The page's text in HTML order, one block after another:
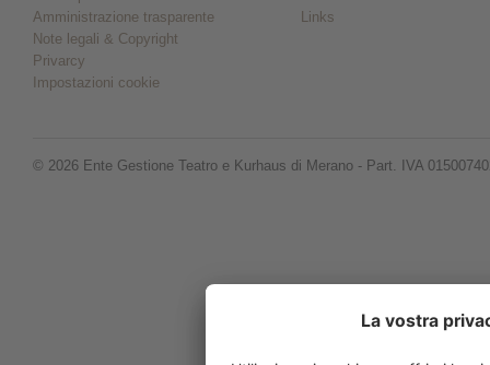
Amministrazione trasparente
Note legali & Copyright
Privarcy
Impostazioni cookie
Links
© 2026 Ente Gestione Teatro e Kurhaus di Merano - Part. IVA